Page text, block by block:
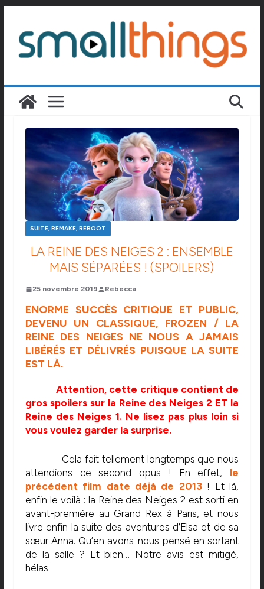
contenu
SUITE, REMAKE, REBOOT
LA REINE DES NEIGES 2 : ENSEMBLE
MAIS SÉPARÉES ! (SPOILERS)
25 novembre 2019 Rebecca
ENORME SUCCÈS CRITIQUE ET PUBLIC,
DEVENU UN CLASSIQUE, FROZEN / LA
REINE DES NEIGES NE NOUS A JAMAIS
LIBÉRÉS ET DÉLIVRÉS PUISQUE LA SUITE
EST LÀ.
Attention, cette critique contient de
gros spoilers sur la Reine des Neiges 2 ET la
Reine des Neiges 1. Ne lisez pas plus loin si
vous voulez garder la surprise.
Cela fait tellement longtemps que nous
attendions ce second opus ! En effet, le
précédent film date déjà de 2013! Et là,
enfin le voilà : la Reine des Neiges 2 est sorti en
avant-première au Grand Rex à Paris, et nous
livre enfin la suite des aventures d’Elsa et de sa
sœur Anna. Qu’en avons-nous pensé en sortant
de la salle ? Et bien… Notre avis est mitigé,
hélas.